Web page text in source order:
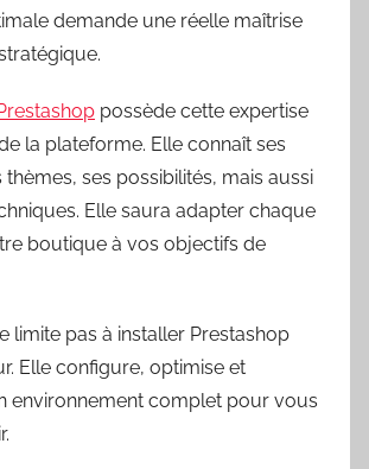
demande une réelle maîtrise
possède cette expertise
la plateforme. Elle connaît ses
ses possibilités, mais aussi
Elle saura adapter chaque
boutique à vos objectifs de
limite pas à installer Prestashop
Elle configure, optimise et
environnement complet pour vous